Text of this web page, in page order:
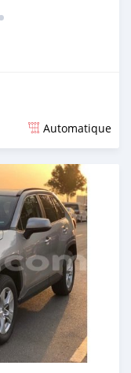
Automatique